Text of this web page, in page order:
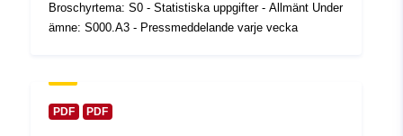
Typ:
Polygon
uriRef:
Broschyrtema: S0 - Statistiska uppgifter - Allmänt Under
ämne: S000.A3 - Pressmeddelande varje vecka
PDF PDF